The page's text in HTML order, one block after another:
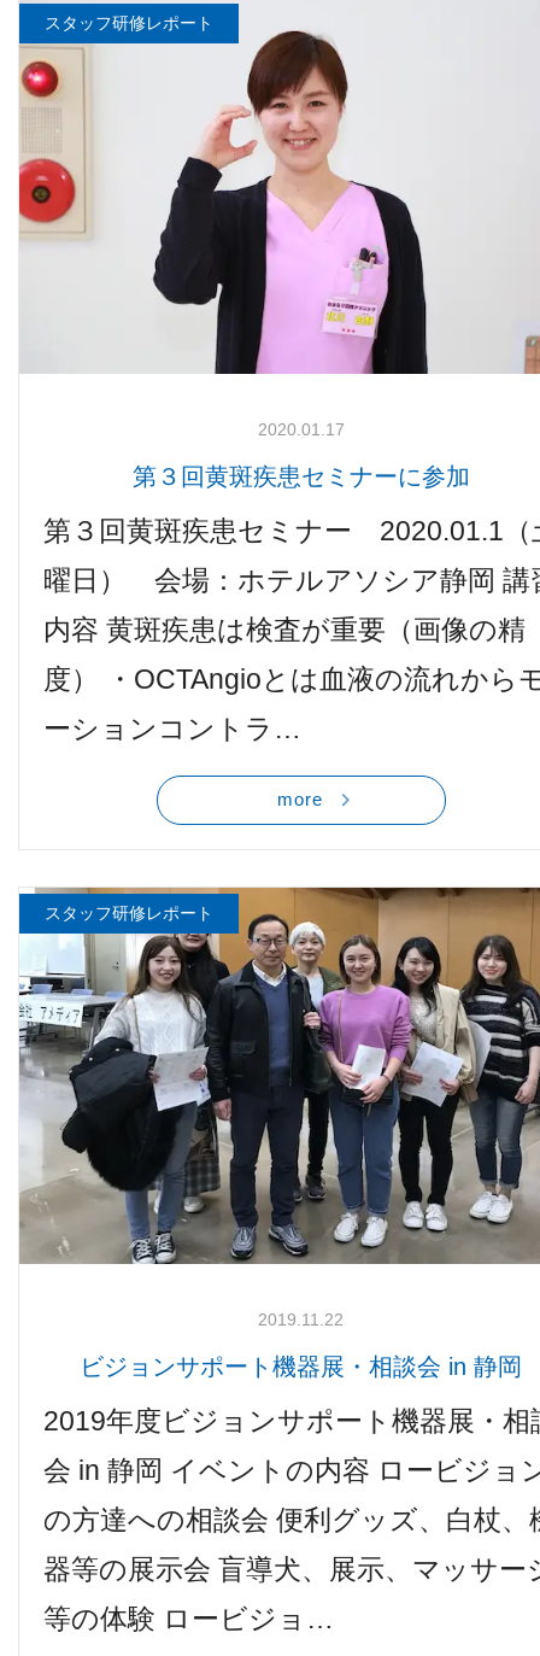
スタッフ研修レポート
2020.01.17
第３回黄斑疾患セミナーに参加
第３回黄斑疾患セミナー 2020.01.1（
曜日） 会場：ホテルアソシア静岡 講
内容 黄斑疾患は検査が重要（画像の精
度） ・OCTAngioとは血液の流れから
ーションコントラ…
more
スタッフ研修レポート
2019.11.22
ビジョンサポート機器展・相談会 in 静岡
2019年度ビジョンサポート機器展・相
会 in 静岡 イベントの内容 ロービジョ
の方達への相談会 便利グッズ、白杖、
器等の展示会 盲導犬、展示、マッサー
等の体験 ロービジョ…